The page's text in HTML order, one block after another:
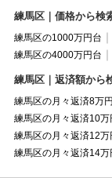
練馬区｜価格から検
練馬区の1000万円台
練馬区の4000万円台
練馬区｜返済額から
練馬区の月々返済8万円
練馬区の月々返済10万
練馬区の月々返済12万
練馬区の月々返済14万